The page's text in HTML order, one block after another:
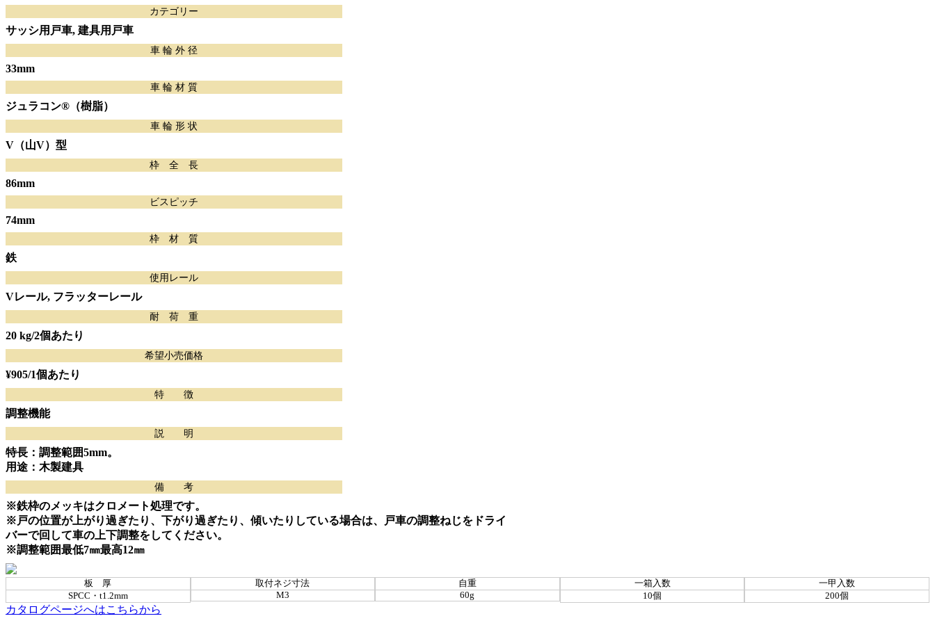
カテゴリー
サッシ用戸車, 建具用戸車
車 輪 外 径
33mm
車 輪 材 質
ジュラコン®（樹脂）
車 輪 形 状
V（山V）型
枠 全 長
86mm
ビスピッチ
74mm
枠 材 質
鉄
使用レール
Vレール, フラッターレール
耐 荷 重
20 kg/2個あたり
希望小売価格
¥905/1個あたり
特 徴
調整機能
説 明
特長：調整範囲5mm。
用途：木製建具
備 考
※鉄枠のメッキはクロメート処理です。
※戸の位置が上がり過ぎたり、下がり過ぎたり、傾いたりしている場合は、戸車の調整ねじをドライ
バーで回して車の上下調整をしてください。
※調整範囲最低7㎜最高12㎜
板 厚
SPCC・t1.2mm
取付ネジ寸法
M3
自重
60g
一箱入数
10個
一甲入数
200個
カタログページへはこちらから